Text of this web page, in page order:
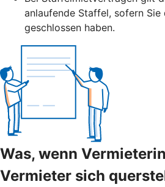
anlaufende Staffel, sofern
geschlossen haben.
Was, wenn
Vermieter sich